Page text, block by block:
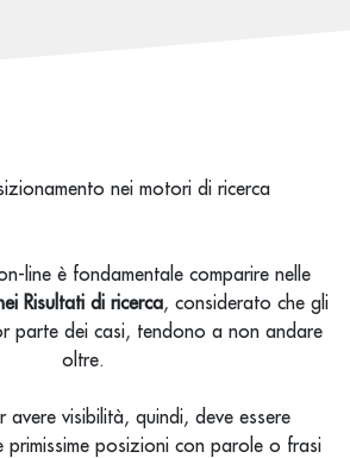
line è fondamentale comparire nelle
Risultati di ricerca, considerato che gli
parte dei casi, tendono a non andare
oltre.
avere visibilità, quindi, deve essere
primissime posizioni con parole o frasi